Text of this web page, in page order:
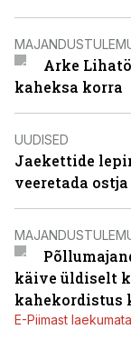
Arke
kaheksa korra
UUDISED
Jaekettide
veeretada
käive üldiselt
kahekordistus
E-Piimast